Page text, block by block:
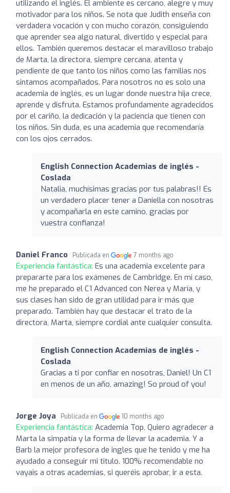
utilizando el inglés. El ambiente es cercano, alegre y muy
motivador para los niños. Se nota que Judith enseña con
verdadera vocación y con mucho corazón, consiguiendo
que aprender sea algo natural, divertido y especial para
ellos. También queremos destacar el maravilloso trabajo
de Marta, la directora, siempre cercana, atenta y
pendiente de que tanto los niños como las familias nos
sintamos acompañados. Para nosotros no es solo una
academia de inglés, es un lugar donde nuestra hija crece,
aprende y disfruta. Estamos profundamente agradecidos
por el cariño, la dedicación y la paciencia que tienen con
los niños. Sin duda, es una academia que recomendaría
con los ojos cerrados.
English Connection Academias de inglés -
Coslada
Natalia, muchísimas gracias por tus palabras!! Es
un verdadero placer tener a Daniella con nosotras
y acompañarla en este camino, gracias por
vuestra confianza!
Daniel Franco Publicada en 7 months ago
Experiencia fantástica: Es una academia excelente para
prepararte para los exámenes de Cambridge. En mi caso,
me he preparado el C1 Advanced con Nerea y María, y
sus clases han sido de gran utilidad para ir más que
preparado. También hay que destacar el trato de la
directora, Marta, siempre cordial ante cualquier consulta.
English Connection Academias de inglés -
Coslada
Gracias a ti por confiar en nosotras, Daniel! Un C1
en menos de un año, amazing! So proud of you!
Jorge Joya Publicada en 10 months ago
Experiencia fantástica: Academia Top, Quiero agradecer a
Marta la simpatía y la forma de llevar la academia. Y a
Barb la mejor profesora de ingles que he tenido y me ha
ayudado a conseguir mi titulo. 100% recomendable no
vayais a otras academias, si queréis aprobar, ir a esta.